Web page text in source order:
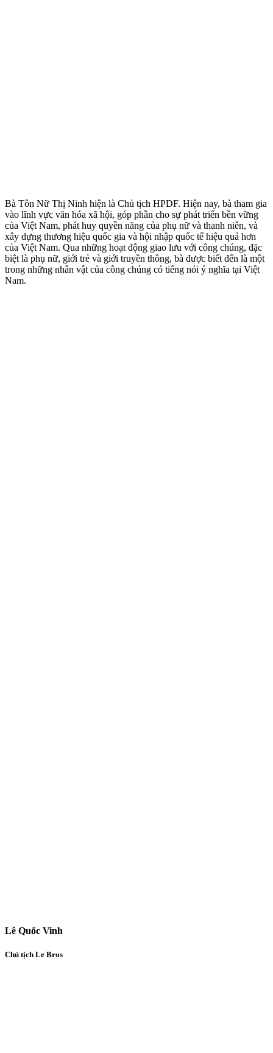
Bà Tôn Nữ Thị Ninh hiện là Chủ tịch HPDF. Hiện nay, bà tham gia
vào lĩnh vực văn hóa xã hội, góp phần cho sự phát triển bền vững
của Việt Nam, phát huy quyền năng của phụ nữ và thanh niên, và
xây dựng thương hiệu quốc gia và hội nhập quốc tế hiệu quả hơn
của Việt Nam. Qua những hoạt động giao lưu với công chúng, đặc
biệt là phụ nữ, giới trẻ và giới truyền thông, bà được biết đến là một
trong những nhân vật của công chúng có tiếng nói ý nghĩa tại Việt
Nam.
Lê Quốc Vinh
Chủ tịch Le Bros